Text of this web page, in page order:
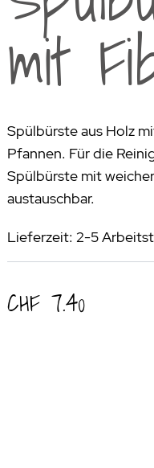
Schalen & Körbe
Diverses
Kühltaschen | Isoliertaschen
mit
Spülbürste aus Holz
Pfannen. Für die
Spülbürste mit
austauschbar.
Lieferzeit: 2-5
CHF 7.40